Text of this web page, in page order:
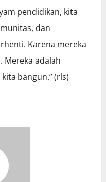
pendidikan, kita
dan
Karena mereka
Mereka adalah
bangun.” (rls)